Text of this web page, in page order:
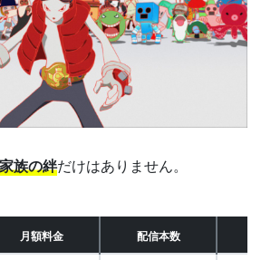
家族の絆だけはありません。
月額料金 配信本数